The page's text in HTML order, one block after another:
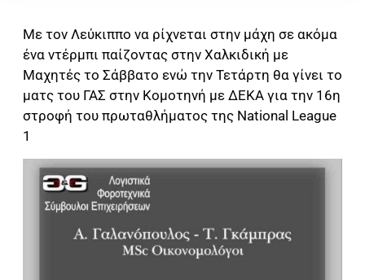
Με τον Λεύκιππο να ρίχνεται στην μάχη σε ακόμα
ένα ντέρμπι παίζοντας στην Χαλκιδική με
Μαχητές το Σάββατο ενώ την Τετάρτη θα γίνει το
ματς του ΓΑΣ στην Κομοτηνή με ΔΕΚΑ για την 16η
στροφή του πρωταθλήματος της National League
1